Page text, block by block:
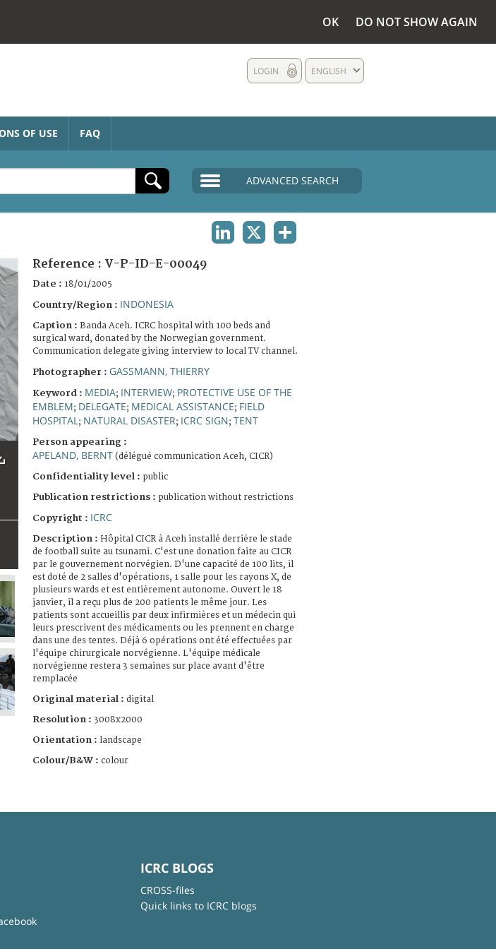
OK DO NOT SHOW AGAIN
ENGLISH
LOGIN
OF USE FAQ
ADVANCED SEARCH
Reference : V-P-ID-E-00049
Date : 18/01/2005
Country/Region : INDONESIA
Caption : Banda Aceh. ICRC hospital with 100 beds and
surgical ward, donated by the Norwegian government.
Communication delegate giving interview to local TV channel.
Photographer : GASSMANN, THIERRY
Keyword : MEDIA; INTERVIEW; PROTECTIVE USE OF THE
EMBLEM; DELEGATE; MEDICAL ASSISTANCE; FIELD
HOSPITAL ; NATURAL DISASTER; ICRC SIGN; TENT
Person appearing :
APELAND, BERNT (délégué communication Aceh, CICR)
Confidentiality level : public
Publication restrictions : publication without restrictions
Copyright : ICRC
Description : Hôpital CICR à Aceh installé derrière le stade
de football suite au tsunami. C'est une donation faite au CICR
par le gouvernement norvégien. D'une capacité de 100 lits, il
est doté de 2 salles d'opérations, 1 salle pour les rayons X, de
plusieurs wards et est entièrement autonome. Ouvert le 18
janvier, il a reçu plus de 200 patients le même jour. Les
patients sont accueillis par deux infirmières et un médecin qui
leurs prescrivent des médicaments ou les prennent en charge
dans une des tentes. Déjà 6 opérations ont été effectuées par
l'équipe chirurgicale norvégienne. L'équipe médicale
norvégienne restera 3 semaines sur place avant d'être
remplacée
Original material : digital
Resolution : 3008x2000
Orientation : landscape
Colour/B&W : colour
ICRC BLOGS
CROSS-files
Quick links to ICRC blogs